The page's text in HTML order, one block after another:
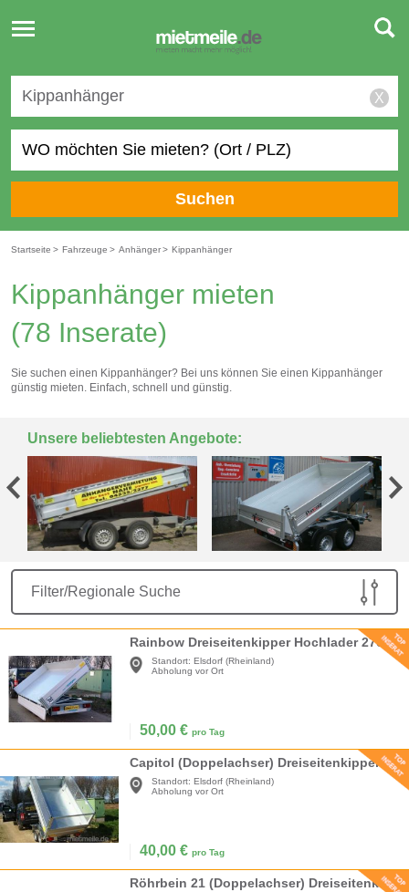
Toggle
navigation
X
Suchen
Startseite > Fahrzeuge > Anhänger> Kippanhänger
Kippanhänger mieten
(78 Inserate)
Sie suchen einen Kippanhänger? Bei uns können Sie einen Kippanhänger
günstig mieten. Einfach, schnell und günstig.
Unsere beliebtesten Angebote:
Filter/Regionale Suche
Rainbow Dreiseitenkipper Hochlader 2700 kg gebremst 100 km/h hohe Nutzlast
Standort: Elsdorf (Rheinland)
Abholung vor Ort
50,00 € pro Tag
Capitol (Doppelachser) Dreiseitenkipper Hochlader 2700 kg gebremst E-Pumpe + Handpumpe 100 km/h (Laubgitteraufsatz 620 mm vorhanden + möglich gegen Aufpreis) (Auffahrschienen 2500
Standort: Elsdorf (Rheinland)
Abholung vor Ort
40,00 € pro Tag
Röhrbein 21 (Doppelachser) Dreiseitenkipper Hochlader 3500 kg gebremst E-pumpe 100 km/h